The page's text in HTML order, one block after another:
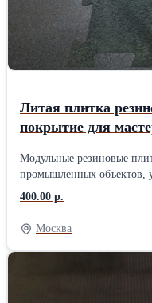
боится отрицательных
влагу (не крошка).
— 500х500 мм Толщина —
Вес модуля — 2,9-3 кг
Литая плитка
покрытие для
Модульные резиновые
промышленных объектов,
основания. Резиновые плиты марки «Резиплит Double», одно из
самых низко истираемых
гомогенной резины,
изготовлении. Плита имеет небольшую толщину и вес, что
позволяет экономить на доставке. Модульная
резины устойчива к
разрушения несущее
400.00 р.
Москва